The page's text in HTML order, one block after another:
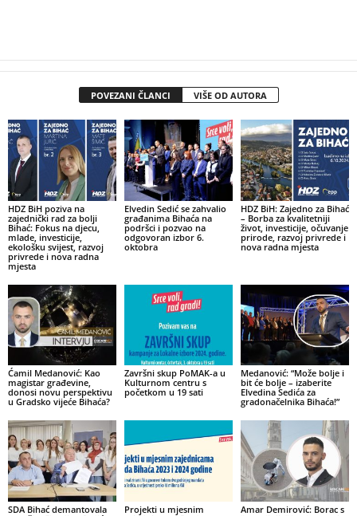
POVEZANI ČLANCI VIŠE OD AUTORA
HDZ BiH poziva na
zajednički rad za bolji
Bihać: Fokus na djecu,
mlade, investicije,
ekološku svijest, razvoj
privrede i nova radna
mjesta
Elvedin Sedić se zahvalio
građanima Bihaća na
podršci i pozvao na
odgovoran izbor 6.
oktobra
HDZ BiH: Zajedno za Bihać
– Borba za kvalitetniji
život, investicije, očuvanje
prirode, razvoj privrede i
nova radna mjesta
Ćamil Medanović: Kao
magistar građevine,
donosi novu perspektivu
u Gradsko vijeće Bihaća?
Završni skup PoMAK-a u
Kulturnom centru s
početkom u 19 sati
Medanović: “Može bolje i
bit će bolje – izaberite
Elvedina Sedića za
gradonačelnika Bihaća!”
SDA Bihać demantovala
Projekti u mjesnim
Amar Demirović: Borac s